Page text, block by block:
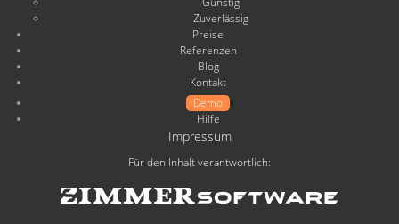
Zuverlässig
Preise
Referenzen
Blog
Kontakt
Demo
Hilfe
Impressum
Für den Inhalt verantwortlich: